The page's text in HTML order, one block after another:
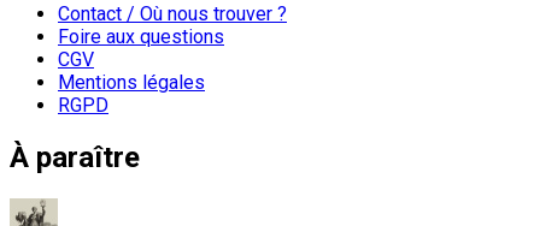
Contact / Où nous trouver ?
Foire aux questions
CGV
Mentions légales
RGPD
À paraître